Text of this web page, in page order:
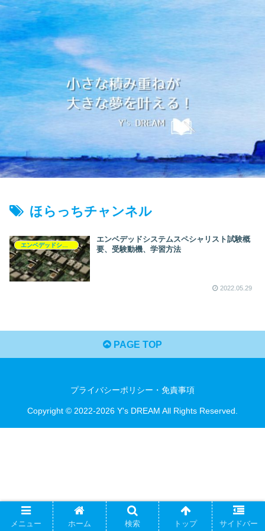
ほらっちチャンネル
エンベデッドシステムスペシャリスト試験概
要、受験動機、学習方法
2022.05.29
PAGE TOP
プライバシーポリシー・免責事項
Copyright © 2022-2026 Y's DREAM All Rights Reserved.
メニュー ホーム 検索 トップ サイドバー